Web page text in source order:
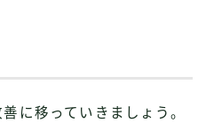
に移っていきましょう。